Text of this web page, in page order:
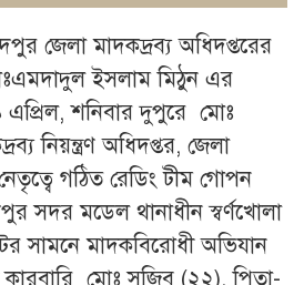
জেলা মাদকদ্রব্য অধিদপ্তরের
ইসলাম মিঠুন এর
শনিবার দুপুরে মোঃ
নিয়ন্ত্রণ অধিদপ্তর, জেলা
গঠিত রেডিং টীম গোপন
সদর মডেল থানাধীন স্বর্ণখোলা
সামনে মাদকবিরোধী অভিযান
মোঃ সজিব (২২), পিতা-